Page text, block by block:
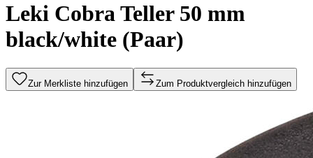
Leki Cobra Teller 50 mm
black/white (Paar)
Zur Merkliste hinzufügen Zum Produktvergleich hinzufügen